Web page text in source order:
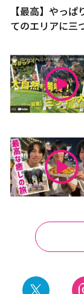
【最高】やっ
てのエリアに三